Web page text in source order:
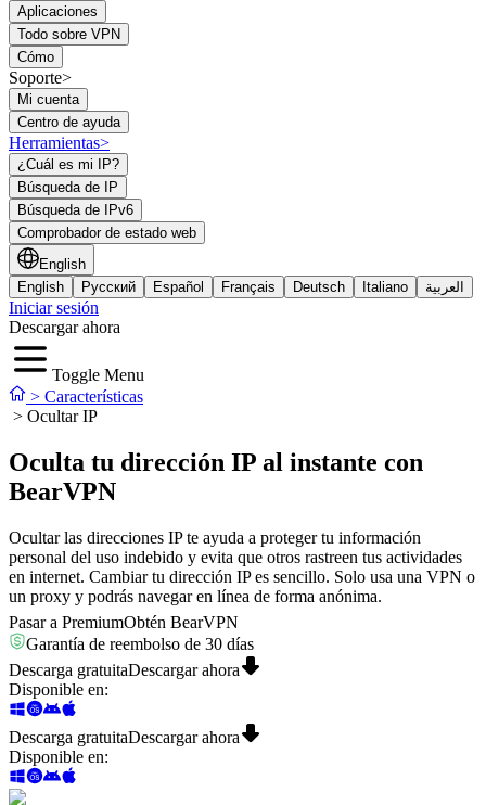
Aplicaciones
Todo sobre VPN
Cómo
Soporte>
Mi cuenta
Centro de ayuda
Herramientas>
¿Cuál es mi IP?
Búsqueda de IP
Búsqueda de IPv6
Comprobador de estado web
English
English
Русский Español Français Deutsch Italiano العربية
Iniciar sesión
Descargar ahora
Toggle Menu
> Características
> Ocultar IP
Oculta tu dirección IP al instante con
BearVPN
Ocultar las direcciones IP te ayuda a proteger tu información
personal del uso indebido y evita que otros rastreen tus actividades
en internet. Cambiar tu dirección IP es sencillo. Solo usa una VPN o
un proxy y podrás navegar en línea de forma anónima.
Pasar a PremiumObtén BearVPN
Garantía de reembolso de 30 días
Descarga gratuitaDescargar ahora
Disponible en:
Descarga gratuitaDescargar ahora
Disponible en: